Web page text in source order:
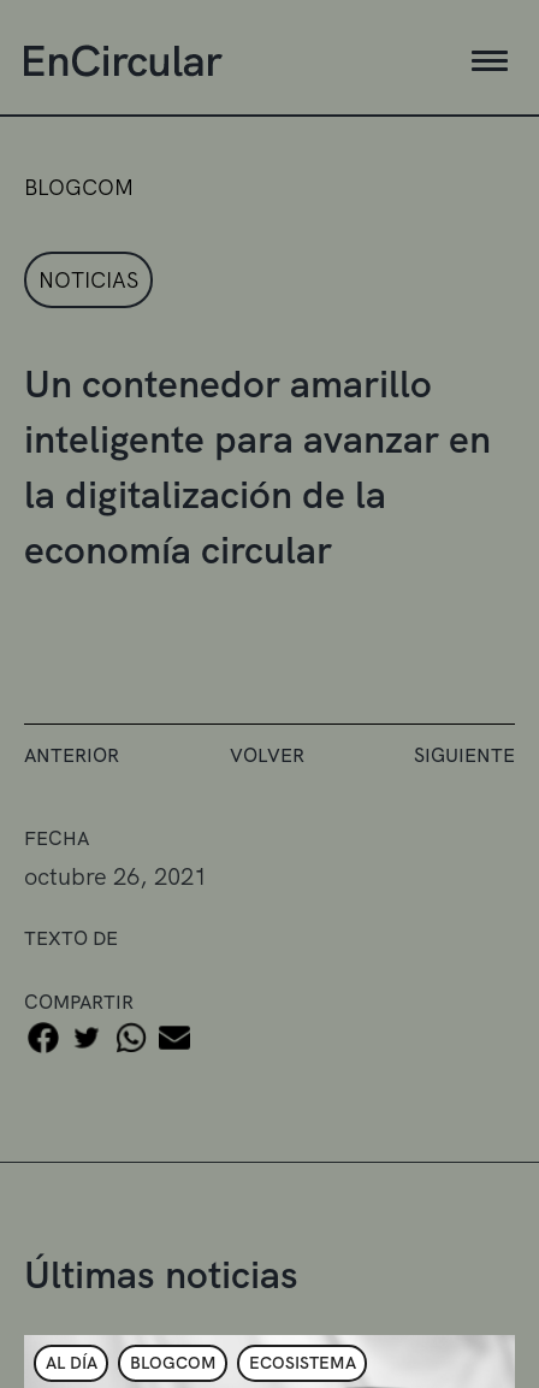
FECHA
octubre 26, 2021
TEXTO DE
COMPARTIR
BLOGCOM
NOTICIAS
Un contenedor amarillo
inteligente para avanzar en
la digitalización de la
economía circular
ANTERIOR VOLVER SIGUIENTE
Últimas noticias
AL DÍA BLOGCOM ECOSISTEMA